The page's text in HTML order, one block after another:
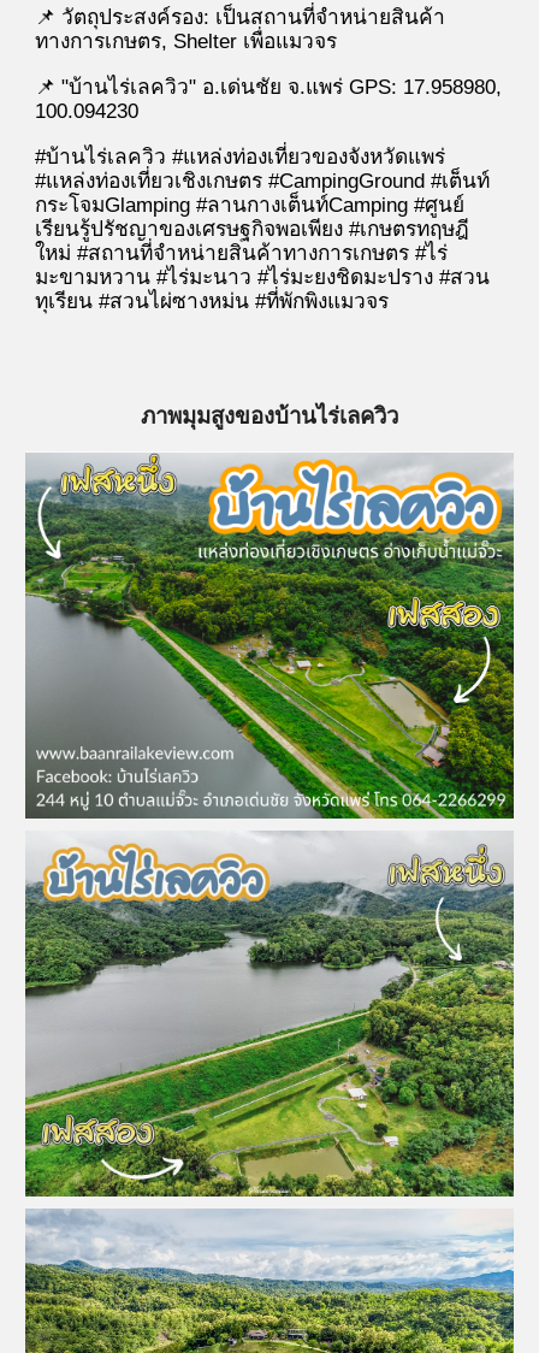
📌 วัตถุประสงค์รอง: เป็นสถานที่จำหน่ายสินค้า
ทางการเกษตร, Shelter เพื่อแมวจร
📌 "บ้านไร่เลควิว" อ.เด่นชัย จ.แพร่ GPS: 17.958980,
100.094230
#บ้านไร่เลควิว#แหล่งท่องเที่ยวของจังหวัดแพร่
#แหล่งท่องเที่ยวเชิงเกษตร #CampingGround #เต็นท์
กระโจมGlamping #ลานกางเต็นท์Camping #ศูนย์
เรียนรู้ปรัชญาของเศรษฐกิจพอเพียง #เกษตรทฤษฎี
ใหม่ #สถานที่จำหน่ายสินค้าทางการเกษตร #ไร่
มะขามหวาน #ไร่มะนาว #ไร่มะยงชิดมะปราง #สวน
ทุเรียน #สวนไผ่ซางหม่น#ที่พักพิงแมวจร
ภาพมุมสูงของบ้านไร่เลควิว